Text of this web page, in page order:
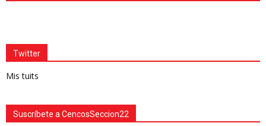
Twitter
Mis tuits
Suscríbete a CencosSeccion22